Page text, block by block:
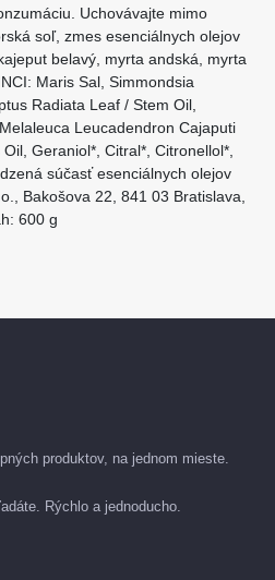
Uchovávajte mimo
soľ, zmes esenciálnych olejov
belavý, myrta andská, myrta
Maris Sal, Simmondsia
Radiata Leaf / Stem Oil,
Leucadendron Cajaputi
Geraniol*, Citral*, Citronellol*,
súčasť esenciálnych olejov
Bakošova 22, 841 03 Bratislava,
600 g
produktov, na jednom mieste.
Rýchlo a jednoducho.